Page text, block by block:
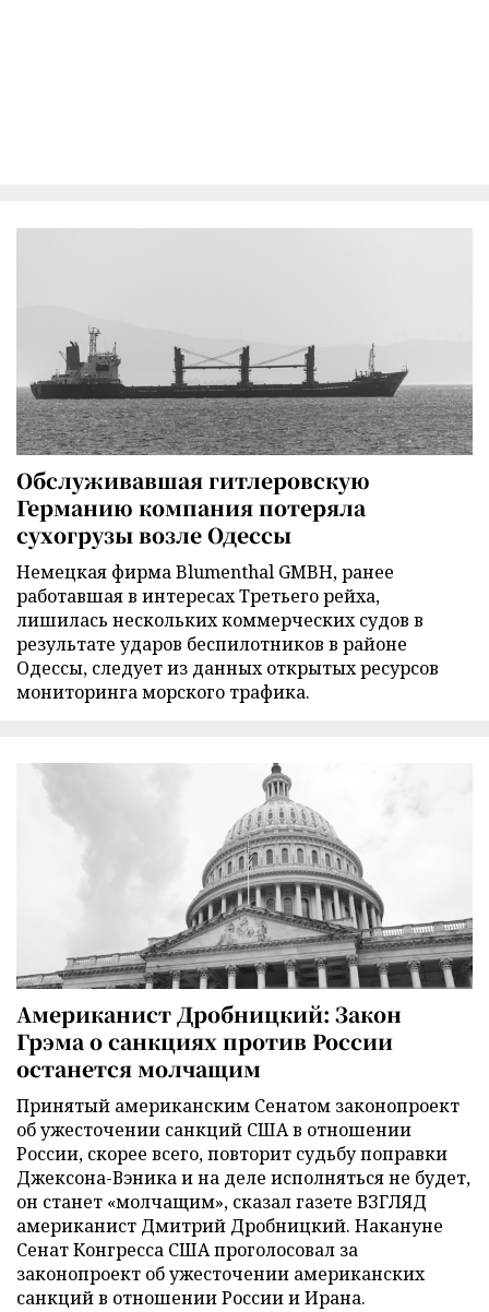
Обслуживавшая гитлеровскую
Германию компания потеряла
сухогрузы возле Одессы
Немецкая фирма Blumenthal GMBH, ранее
работавшая в интересах Третьего рейха,
лишилась нескольких коммерческих судов в
результате ударов беспилотников в районе
Одессы, следует из данных открытых ресурсов
мониторинга морского трафика.
Американист Дробницкий: Закон
Грэма о санкциях против России
останется молчащим
Принятый американским Сенатом законопроект
об ужесточении санкций США в отношении
России, скорее всего, повторит судьбу поправки
Джексона-Вэника и на деле исполняться не будет,
он станет «молчащим», сказал газете ВЗГЛЯД
американист Дмитрий Дробницкий. Накануне
Сенат Конгресса США проголосовал за
законопроект об ужесточении американских
санкций в отношении России и Ирана.